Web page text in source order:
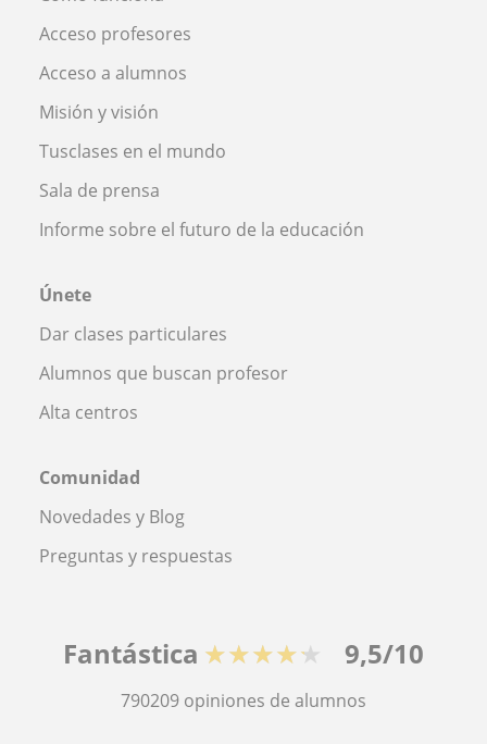
Acceso profesores
Acceso a alumnos
Misión y visión
Tusclases en el mundo
Sala de prensa
Informe sobre el futuro de la educación
Únete
Dar clases particulares
Alumnos que buscan profesor
Alta centros
Comunidad
Novedades y Blog
Preguntas y respuestas
Fantástica ★★★★★ 9,5/10
790209 opiniones de alumnos